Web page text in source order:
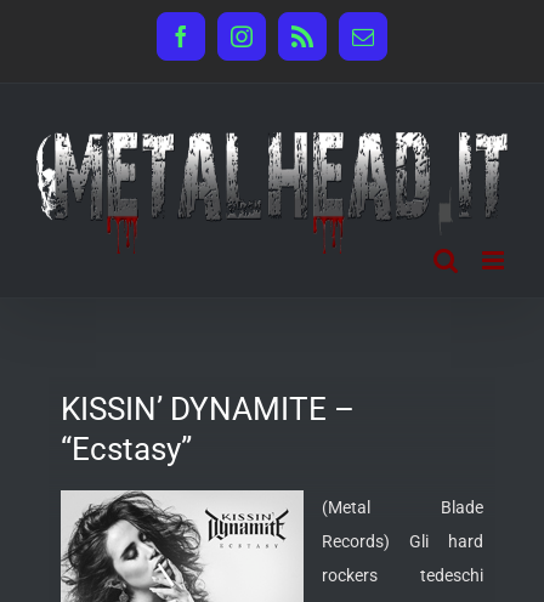
FacebookInstagram
Rss Email
KISSIN’ DYNAMITE –
“Ecstasy”
(Metal Blade
Records) Gli hard
rockers tedeschi